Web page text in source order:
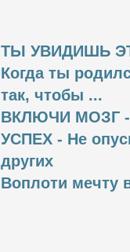
ТЫ УВИДИШЬ
Когда ты
так, чтобы ...
ВКЛЮЧИ МОЗГ -
УСПЕХ - Не
других
Воплоти мечту